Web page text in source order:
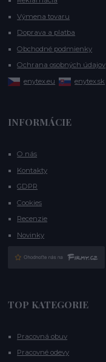
Výmena tovaru
Doprava a platba
Obchodné podmienky
Ochrana osobných údajov
enytex.eu
enytex.sk
INFORMÁCIE
O nás
Kontakty
GDPR
Cookies
Recenzie
Novinky
TOP KATEGORIE
Pracovná obuv
Pracovné odevy